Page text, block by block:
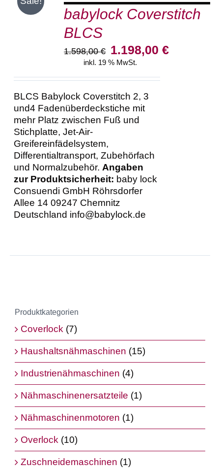
WARENKORBbabylock Coverstitch
BLCS
1.598,00€ Ursprünglicher
Preis
1.598,00 €
1.198,00€Aktueller
inkl. 19 % MwSt.
BLCS Babylock Coverstitch 2, 3
und4 Fadenüberdeckstiche mit
mehr Platz zwischen Fuß und
Stichplatte, Jet-Air-
Greifereinfädelsystem,
Differentialtransport, Zubehörfach
und Normalzubehör.Angaben
zur Produktsicherheit: baby lock
Consuendi GmbH Röhrsdorfer
Allee 14 09247 Chemnitz
Deutschland info@babylock.de
Produktkategorien
Coverlock (7)
Haushaltsnähmaschinen (15)
Industrienähmaschinen (4)
Nähmaschinenersatzteile (1)
Nähmaschinenmotoren (1)
Overlock (10)
Zuschneidemaschinen (1)